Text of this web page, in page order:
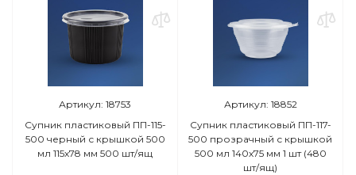
Артикул: 18753
Супник пластиковый ПП-115-
500 черный с крышкой 500
мл 115х78 мм 500 шт/ящ
Артикул: 18852
Супник пластиковый ПП-117-
500 прозрачный с крышкой
500 мл 140х75 мм 1 шт (480
шт/ящ)